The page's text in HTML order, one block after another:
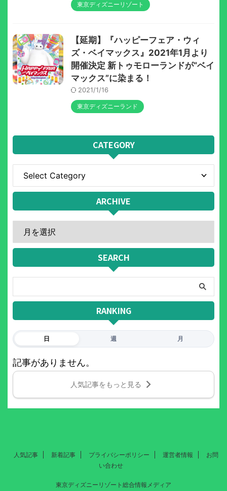
東京ディズニーリゾート
【延期】『ハッピーフェア・ウィ
ズ・ベイマックス』2021年1月より
開催決定 新トゥモローランドが“ベイ
マックス”に染まる！
2021/1/16
東京ディズニーランド
CATEGORY
ARCHIVE
SEARCH
RANKING
日 週 月
記事がありません。
人気記事をもっと見る
人気記事 新着記事 プライバシーポリシー 運営者情報
お問
い合わせ
東京ディズニーリゾート総合情報メディア